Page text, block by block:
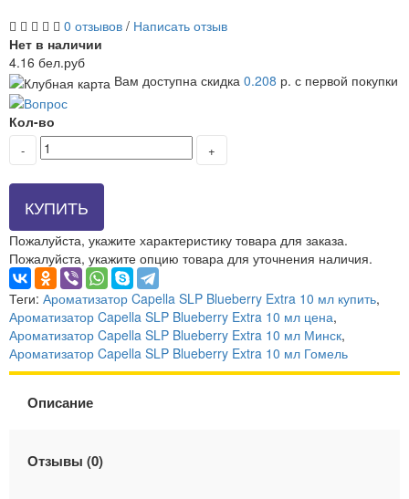
0 отзывов / Написать отзыв
Нет в наличии
4.16 бел.руб
Вам доступна скидка 0.208 р. с первой покупки
Кол-во
- +
КУПИТЬ
Пожалуйста, укажите характеристику товара для заказа.
Пожалуйста, укажите опцию товара для уточнения наличия.
Теги: Ароматизатор Capella SLP Blueberry Extra 10 мл купить,
Ароматизатор Capella SLP Blueberry Extra 10 мл цена,
Ароматизатор Capella SLP Blueberry Extra 10 мл Минск,
Ароматизатор Capella SLP Blueberry Extra 10 мл Гомель
Описание
Отзывы (0)